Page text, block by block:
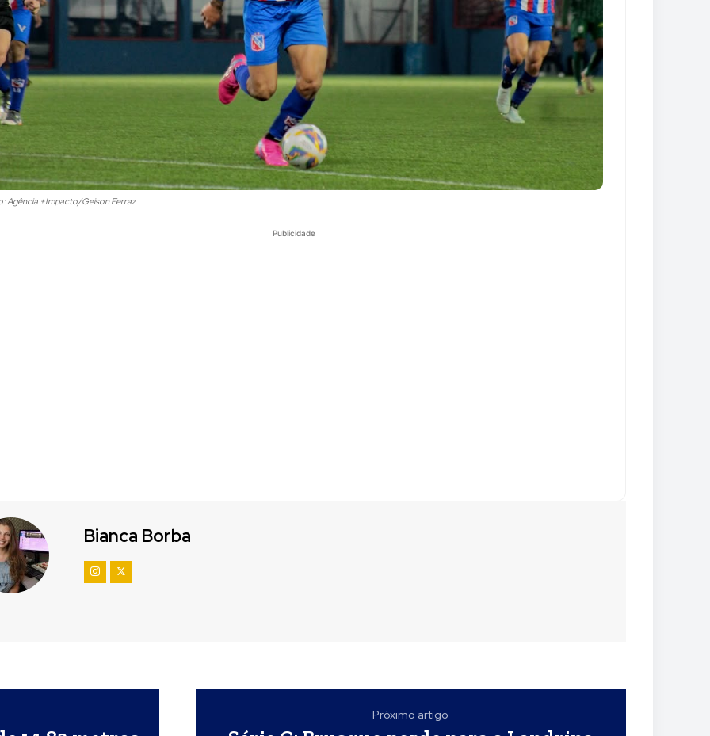
Agência +Impacto/Geison Ferraz
Publicidade
Bianca Borba
Próximo artigo